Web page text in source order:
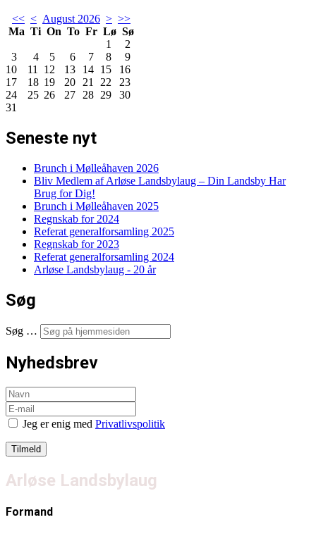
<< < August 2026 > >>
Ma Ti On To Fr Lø Sø
1
2
3
4 5 6 7 8
9
10
11 12 13 14 15
16
17
18 19 20 21 22
23
24
25 26 27 28 29
30
31
Seneste nyt
Brunch i Mølleåhaven 2026
Bliv Medlem af Arløse Landsbylaug – Din Landsby Har
Brug for Dig!
Brunch i Mølleåhaven 2025
Regnskab for 2024
Referat generalforsamling 2025
Regnskab for 2023
Referat generalforsamling 2024
Arløse Landsbylaug - 20 år
Søg
Søg …
Nyhedsbrev
Jeg er enig med Privatlivspolitik
Arløse Landsbylaug
Formand